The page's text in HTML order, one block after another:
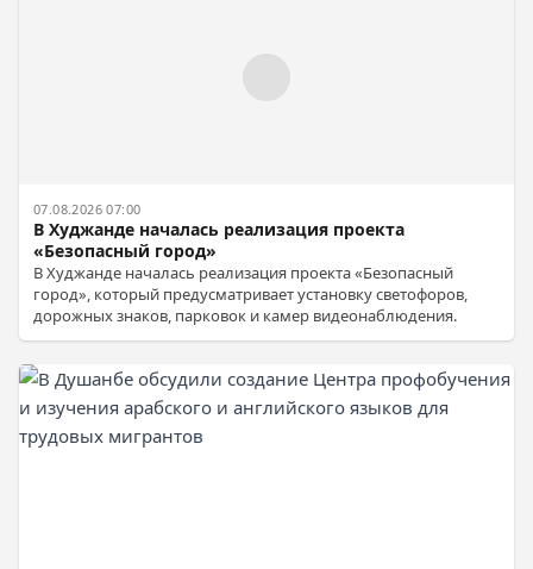
07.08.2026 07:00
В Худжанде началась реализация проекта
«Безопасный город»
В Худжанде началась реализация проекта «Безопасный
город», который предусматривает установку светофоров,
дорожных знаков, парковок и камер видеонаблюдения.